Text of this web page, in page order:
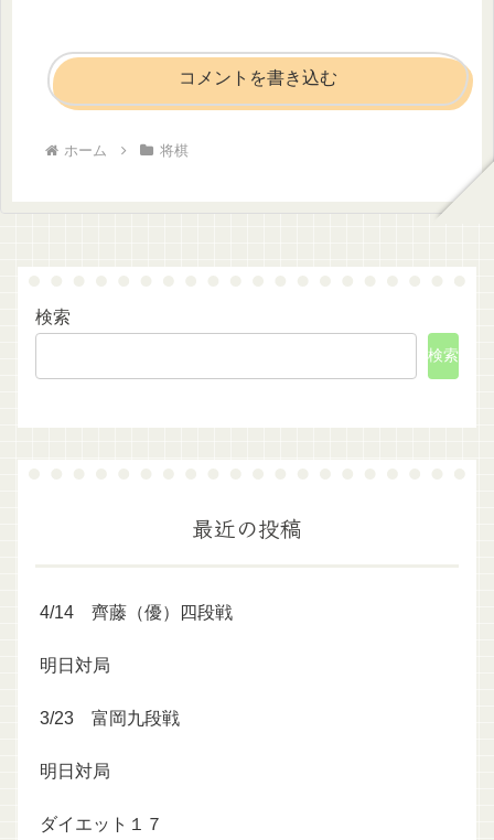
コメントを書き込む
ホーム 将棋
検索
検索
最近の投稿
4/14 齊藤（優）四段戦
明日対局
3/23 富岡九段戦
明日対局
ダイエット１７